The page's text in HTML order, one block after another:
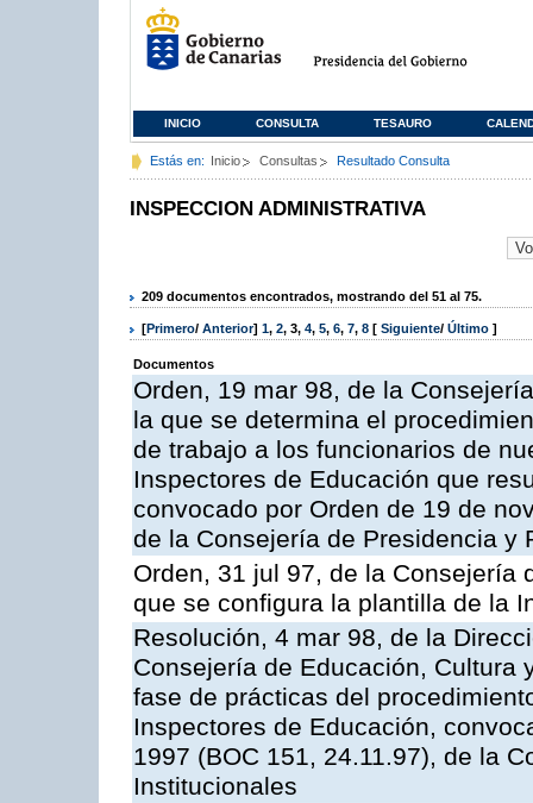
INICIO CONSULTA TESAURO
Estás en: Inicio Consultas Resultado Consulta
INSPECCION ADMINISTRATIVA
209 documentos encontrados, mostrando del 51 al 75.
[Primero/ Anterior] 1, 2, 3, 4, 5, 6, 7, 8 [ Siguiente/ Último ]
Documentos
Orden, 19 mar 98, de la
la que se determina el
de trabajo a los funcionarios de
Inspectores de Educación que
convocado por Orden de 19 de
de la Consejería de Presidencia y
Orden, 31 jul 97, de la Consejería
que se configura la plantilla de la
Resolución, 4 mar 98, de la
Consejería de Educación, Cultura
fase de prácticas del
Inspectores de Educación,
1997 (BOC 151, 24.11.97), de la
Institucionales